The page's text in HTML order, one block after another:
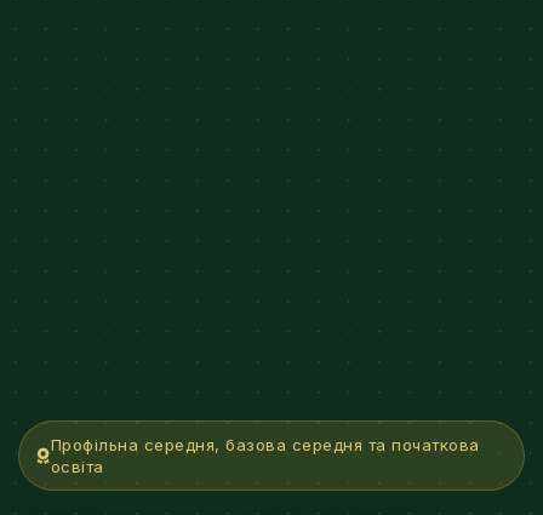
Профільна середня, базова середня та початкова
освіта